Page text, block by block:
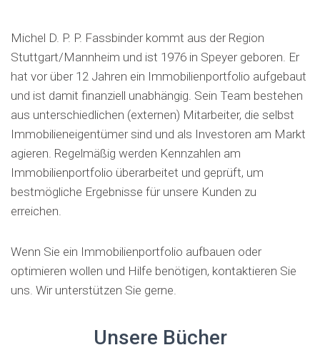
Michel D. P. P. Fassbinder kommt aus der Region
Stuttgart/Mannheim und ist 1976 in Speyer geboren. Er
hat vor über 12 Jahren ein Immobilienportfolio aufgebaut
und ist damit finanziell unabhängig. Sein Team bestehen
aus unterschiedlichen (externen) Mitarbeiter, die selbst
Immobilieneigentümer sind und als Investoren am Markt
agieren. Regelmäßig werden Kennzahlen am
Immobilienportfolio überarbeitet und geprüft, um
bestmögliche Ergebnisse für unsere Kunden zu
erreichen.
Wenn Sie ein Immobilienportfolio aufbauen oder
optimieren wollen und Hilfe benötigen, kontaktieren Sie
uns. Wir unterstützen Sie gerne.
Unsere Bücher